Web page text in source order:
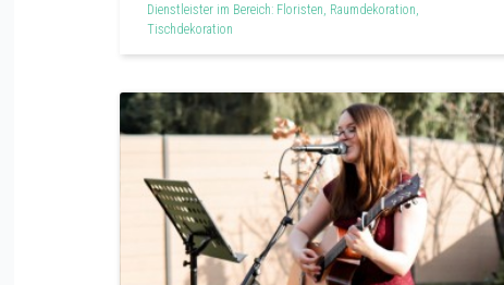
Dienstleister im Bereich: Floristen, Raumdekoration,
Tischdekoration